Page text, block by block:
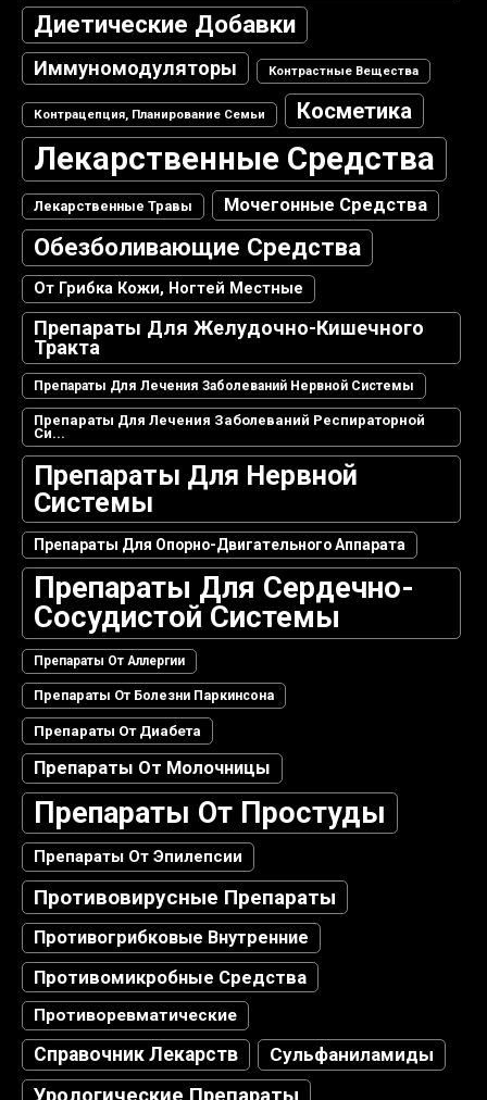
Диетические Добавки
Иммуномодуляторы Контрастные Вещества
Контрацепция, Планирование Семьи Косметика
Лекарственные Средства
Лекарственные Травы Мочегонные Средства
Обезболивающие Средства
От Грибка Кожи, Ногтей Местные
Препараты Для Желудочно-Кишечного
Тракта
Препараты Для Лечения Заболеваний Нервной Системы
Препараты Для Лечения Заболеваний Респираторной
Си...
Препараты Для Нервной
Системы
Препараты Для Опорно-Двигательного Аппарата
Препараты Для Сердечно-
Сосудистой Системы
Препараты От Аллергии
Препараты От Болезни Паркинсона
Препараты От Диабета
Препараты От Молочницы
Препараты От Простуды
Препараты От Эпилепсии
Противовирусные Препараты
Противогрибковые Внутренние
Противомикробные Средства
Противоревматические
Справочник Лекарств Сульфаниламиды